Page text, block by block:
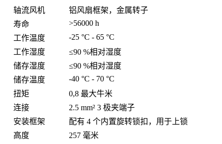
轴流风机
铝风扇框架，金属转子
寿命
>56000 h
工作温度
-25 °C - 65 °C
工作湿度
≤90 %相对湿度
储存湿度
≤90 %相对湿度
储存温度
-40 °C - 70 °C
扭矩
0,8 最大牛米
连接
2.5 mm² 3 极夹端子
安装框架
配有 4 个内置旋转锁扣，用于上锁
高度
257 毫米